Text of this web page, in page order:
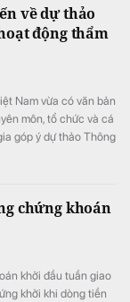
nghiệp "sân sau" do
để chiếm đoạt tài
về dự thảo
động thẩm
Nam vừa có văn bản
môn, tổ chức và cá
góp ý dự thảo Thông
dự thảo.
chứng khoán
khởi đầu tuần giao
khởi khi dòng tiền